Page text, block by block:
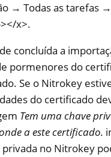
→ Todas as tarefas
x>.
concluída a
pormenores do
Se o Nitrokey
do certificado
Tem uma chave
a este certificado.
privada no Nitrokey